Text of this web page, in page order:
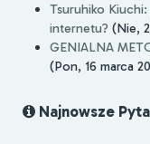
Tsuruhiko
internetu? (Nie,
GENIALNA
(Pon, 16 marca
Najnowsze